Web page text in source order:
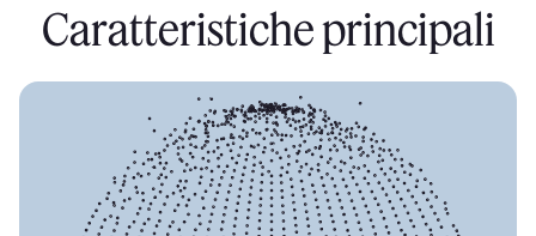
Caratteristiche principali